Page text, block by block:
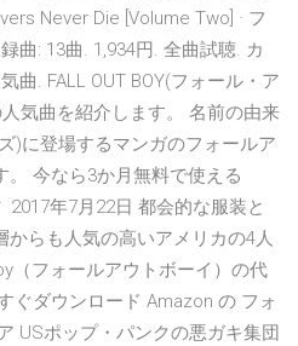
Never Die [Volume Two] · フ
曲: 13曲. 1,934円. 全曲試聴. カ
曲. FALL OUT BOY(フォール・ア
気曲を紹介します。 名前の由来
)に登場するマンガのフォールア
今なら3か月無料で使える
年7月22日 都会的な服装と
らも人気の高いアメリカの4人
（フォールアウトボーイ）の代
ぐダウンロード Amazon の フォ
USポップ・パンクの悪ガキ集団